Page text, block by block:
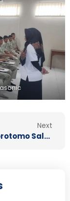
Next
SMK Wiworotomo Salurkan Hewan Qurban